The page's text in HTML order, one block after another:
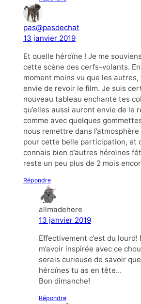
pas@pasdechat
13 janvier 2019
Et quelle héroïne ! Je me
cette scène des cerfs-volants.
moment moins vu que les autres,
envie de revoir le film. Je suis
nouveau tableau enchante tes
qu’elles aussi auront envie de le
comme avec quelques
nous remettre dans
pour cette belle participation, et
connais bien d’autres héroïnes
reste un peu plus de 2 mois
Répondre
allmadehere
13 janvier 2019
Effectivement c’est du lourd!
m’avoir inspirée avec ce
serais curieuse de savoir
héroïnes tu as en tête…
Bon dimanche!
Répondre